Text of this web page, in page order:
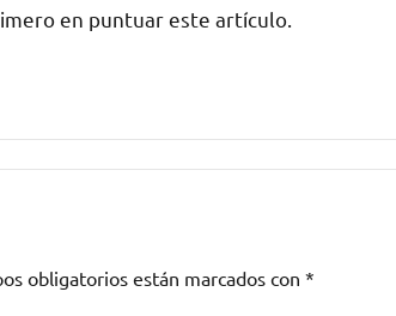
en puntuar este artículo.
obligatorios están marcados con *